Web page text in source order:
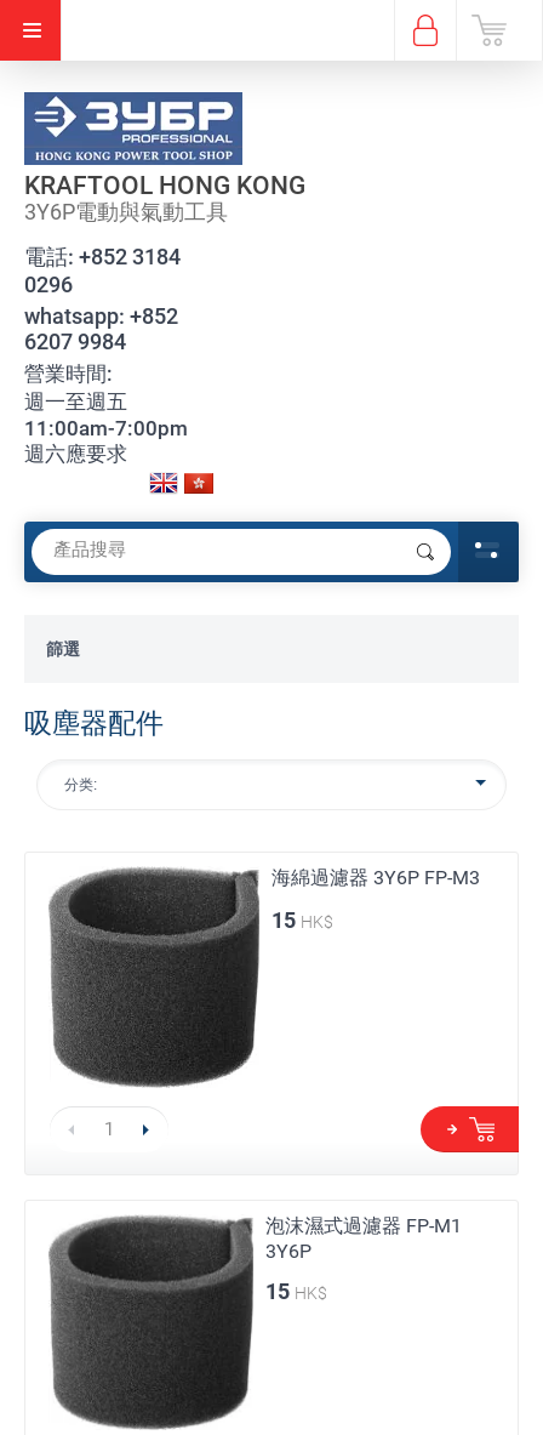
KRAFTOOL HONG KONG
3Y6P電動與氣動工具
電話: +852 3184
0296
whatsapp: +852
6207 9984
營業時間:
週一至週五
11:00am-7:00pm
週六應要求
篩選
吸塵器配件
分类:
海綿過濾器 3Y6P FP-M3
15 HK$
泡沫濕式過濾器 FP-M1
3Y6P
15 HK$